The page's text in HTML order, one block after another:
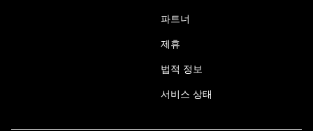
파트너
제휴
법적 정보
서비스 상태